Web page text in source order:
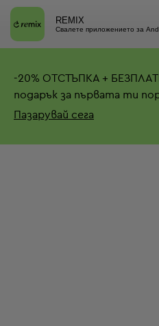
REMIX
Свалете приложението за
-20% ОТСТЪПКА +
подарък за първата ти
Пазарувай сега